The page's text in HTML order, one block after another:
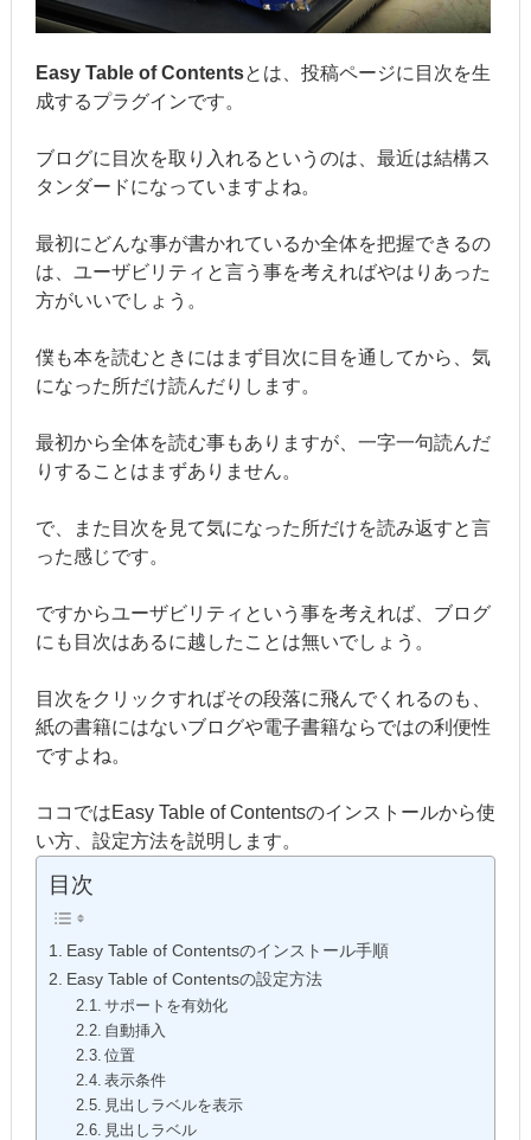
Easy Table of Contentsとは、投稿ページに目次を生
成するプラグインです。
ブログに目次を取り入れるというのは、最近は結構ス
タンダードになっていますよね。
最初にどんな事が書かれているか全体を把握できるの
は、ユーザビリティと言う事を考えればやはりあった
方がいいでしょう。
僕も本を読むときにはまず目次に目を通してから、気
になった所だけ読んだりします。
最初から全体を読む事もありますが、一字一句読んだ
りすることはまずありません。
で、また目次を見て気になった所だけを読み返すと言
った感じです。
ですからユーザビリティという事を考えれば、ブログ
にも目次はあるに越したことは無いでしょう。
目次をクリックすればその段落に飛んでくれるのも、
紙の書籍にはないブログや電子書籍ならではの利便性
ですよね。
ココではEasy Table of Contentsのインストールから使
い方、設定方法を説明します。
目次
Easy Table of Contentsのインストール手順
Easy Table of Contentsの設定方法
サポートを有効化
自動挿入
位置
表示条件
見出しラベルを表示
見出しラベル